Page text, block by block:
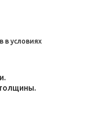
в условиях